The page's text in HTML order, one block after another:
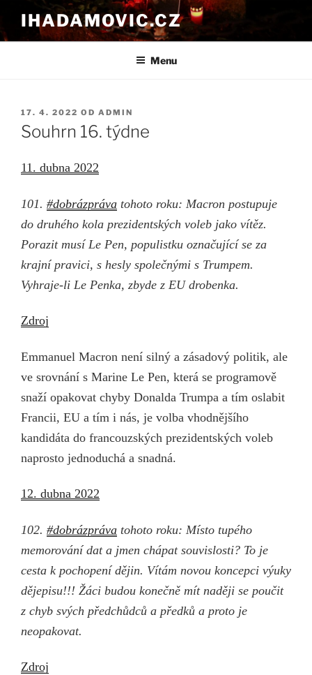
obsahu
IHADAMOVIC.CZ
Menu
PUBLIKOVÁNO
17. 4. 2022 OD ADMIN
Souhrn 16. týdne
11. dubna 2022
101. #dobrázpráva tohoto roku: Macron postupuje
do druhého kola prezidentských voleb jako vítěz.
Porazit musí Le Pen, populistku označující se za
krajní pravici, s hesly společnými s Trumpem.
Vyhraje-li Le Penka, zbyde z EU drobenka.
Zdroj
Emmanuel Macron není silný a zásadový politik, ale
ve srovnání s Marine Le Pen, která se programově
snaží opakovat chyby Donalda Trumpa a tím oslabit
Francii, EU a tím i nás, je volba vhodnějšího
kandidáta do francouzských prezidentských voleb
naprosto jednoduchá a snadná.
12. dubna 2022
102. #dobrázpráva tohoto roku: Místo tupého
memorování dat a jmen chápat souvislosti? To je
cesta k pochopení dějin. Vítám novou koncepci výuky
dějepisu!!! Žáci budou konečně mít naději se poučit
z chyb svých předchůdců a předků a proto je
neopakovat.
Zdroj